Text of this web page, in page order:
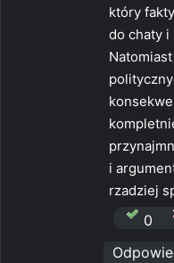
który
do chaty i
i
rzadziej
0